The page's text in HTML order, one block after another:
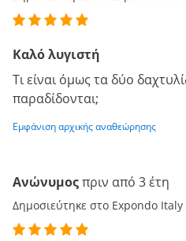
Καλό λυγιστή
Τι είναι όμως τα δύο
παραδίδονται;
Εμφάνιση αρχικής αναθεώρησης
Ανώνυμοςπριν από 3 έτη
Δημοσιεύτηκε στο Expondo Italy